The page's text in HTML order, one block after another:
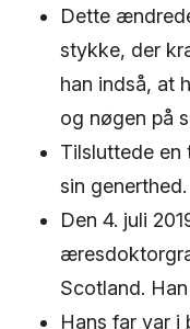
Dette
stykke, der
han indså, at
og nøgen på
Tilsluttede en
sin generthed.
Den 4. juli
Scotland.
Hans far var